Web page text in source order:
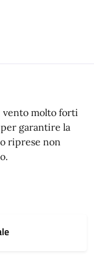
vento molto forti
garantire la
riprese non